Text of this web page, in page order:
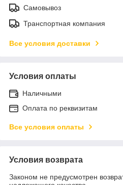
Самовывоз
Транспортная компания
Все условия доставки
Условия оплаты
Наличными
Оплата по реквизитам
Все условия оплаты
Условия возврата
Законом не предусмотрен